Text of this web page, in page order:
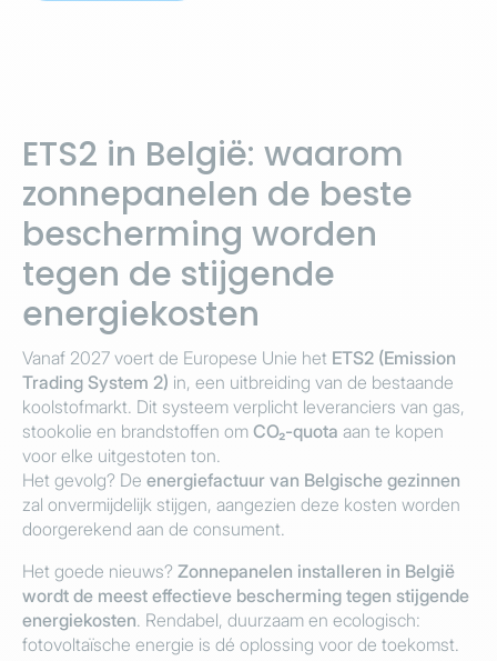
ETS2 in België: waarom
zonnepanelen de beste
bescherming worden
tegen de stijgende
energiekosten
Vanaf 2027 voert de Europese Unie het ETS2 (Emission
Trading System 2) in, een uitbreiding van de bestaande
koolstofmarkt. Dit systeem verplicht leveranciers van gas,
stookolie en brandstoffen om CO₂-quota aan te kopen
voor elke uitgestoten ton.
Het gevolg? De energiefactuur van Belgische gezinnen
zal onvermijdelijk stijgen, aangezien deze kosten worden
doorgerekend aan de consument.
Het goede nieuws? Zonnepanelen installeren in België
wordt de meest effectieve bescherming tegen stijgende
energiekosten. Rendabel, duurzaam en ecologisch:
fotovoltaïsche energie is dé oplossing voor de toekomst.